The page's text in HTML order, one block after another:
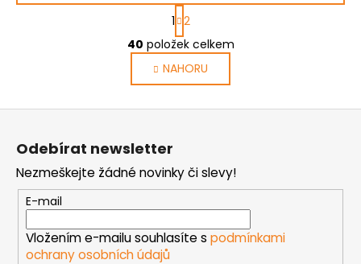
O
v
l
á
d
p
r
v
k
y
S
t
r
á
n
k
1 2
40 položek celkem
NAHORU
Z
Odebírat newsletter
Nezmeškejte žádné novinky či slevy!
E-mail
Vložením e-mailu souhlasíte s podmínkami
ochrany osobních údajů